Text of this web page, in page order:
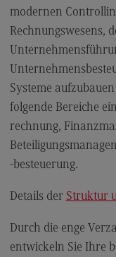
Maschinenbau
Profil-O-Mat
(External link)
Modulangebot
Kontakt
Master of
Master of
modernen
Rechnungswesens,
Systeme
folgende Bereiche
rechnung,
-besteuerung.
Details der Struktur
Durch die enge
entwickeln Sie Ihre